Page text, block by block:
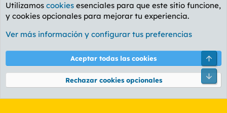
Foro Informática y Videojuegos
Cookies
PL OLDSTYLE AMARILLO
Términos y reglas Política de privacidad Ayuda
Community platform by XenForo® © 2010-2026 XenForo Ltd.
Utilizamos cookies esenciales para que este sitio funcione,
y cookies opcionales para mejorar tu experiencia.
Ver más información y configurar tus preferencias
Aceptar todas las cookies
Rechazar cookies opcionales
Pie